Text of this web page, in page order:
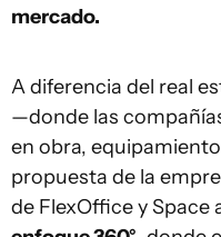
mercado.
A diferencia del real
—donde las
en obra,
propuesta de la
de FlexOffice y Space